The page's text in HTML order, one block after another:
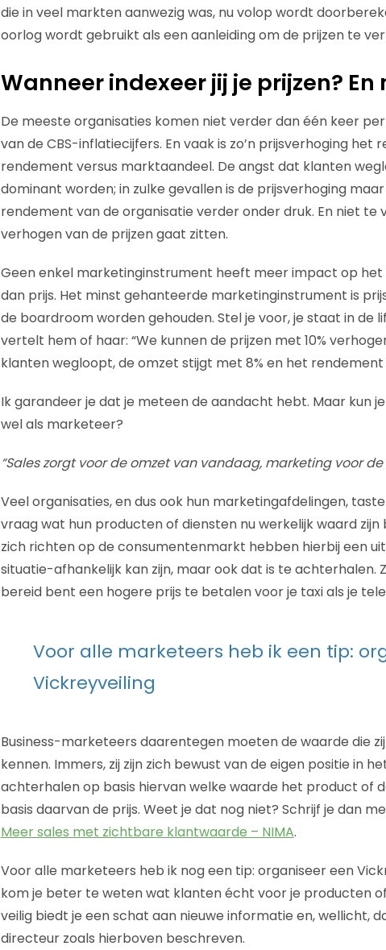
die in veel markten aanwezig was, nu volop wordt
oorlog wordt gebruikt als een aanleiding om de prijzen te
Wanneer indexeer jij je prijzen? En
De meeste organisaties komen niet verder dan één keer
van de CBS-inflatiecijfers. En vaak is zo’n prijsverhoging het
rendement versus marktaandeel. De angst dat klanten
dominant worden; in zulke gevallen is de prijsverhoging
rendement van de organisatie verder onder druk. En niet
verhogen van de prijzen gaat zitten.
Geen enkel marketinginstrument heeft meer impact op
dan prijs. Het minst gehanteerde marketinginstrument is
de boardroom worden gehouden. Stel je voor, je staat in de
vertelt hem of haar: “We kunnen de prijzen met 10%
klanten wegloopt, de omzet stijgt met 8% en het rendement
Ik garandeer je dat je meteen de aandacht hebt. Maar kun
wel als marketeer?
“Sales zorgt voor de omzet van vandaag, marketing voor
Veel organisaties, en dus ook hun marketingafdelingen,
vraag wat hun producten of diensten nu werkelijk waard zijn
zich richten op de consumentenmarkt hebben hierbij een
situatie-afhankelijk kan zijn, maar ook dat is te achterhalen.
bereid bent een hogere prijs te betalen voor je taxi als je
Voor alle marketeers heb ik een tip:
Vickreyveiling
Business-marketeers daarentegen moeten de waarde die
kennen. Immers, zij zijn zich bewust van de eigen positie in
achterhalen op basis hiervan welke waarde het product of
basis daarvan de prijs. Weet je dat nog niet? Schrijf je dan
Meer sales met zichtbare klantwaarde – NIMA.
Voor alle marketeers heb ik nog een tip: organiseer een
kom je beter te weten wat klanten écht voor je producten
veilig biedt je een schat aan nieuwe informatie en, wellicht,
directeur zoals hierboven beschreven.